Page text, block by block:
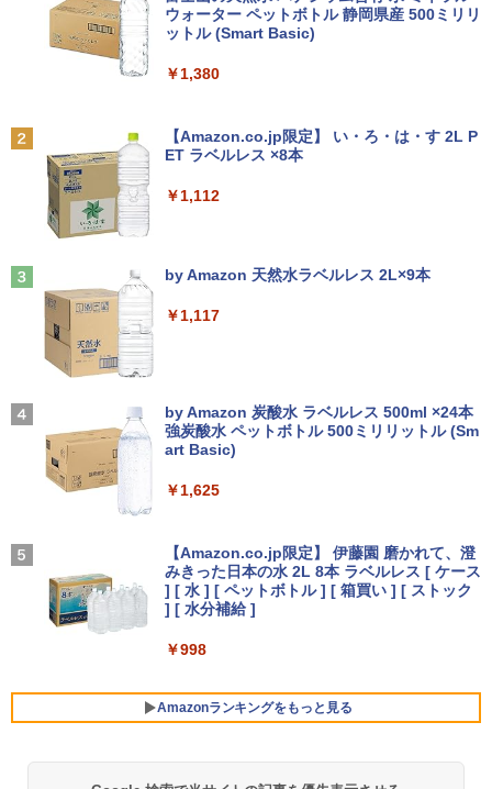
￥9,999
2
icrosoft Surface GO2 Model.1927 フル
HD対応WUXGA/ 第8世代CoreM3-8100
Wi-Fi6/ Office付きWindows11/ Win11
￥20,990
メモリ8GB Core i5 Windows 11 Pro 中
古 アウトレット 返品 送料無料 中古ノー
トパソコン 中古パソコン ノートパソコン
超得2,000円OFF&P2倍｜レッツノート｜
Microsoft office 2019 H&B付き｜中古
ノートパソコン Windows11 office付｜
メモリ8GB SSD256GB｜Panasonic Le
t's note｜中古ノートパソコン 軽量 薄型
ズ｜パソコン｜中古パソコン｜中古PC
￥34,980
2
ンス】GMKtec G10 ミニPC【AMD Ryz
en 5 3500U DDR4 16GB 512GB/256GB/
Windows11 Pro 8K/4K 3画面出力 LAN *
SD 512GB Office付き Webカメラ WiFi
Type-C Windows11 一体型 中古パソコ
ン
￥48,800
4
Win11搭載 デスクトップパソコン一体型
デスクトップ新品 Office付き 24型フルH
D液晶一体型 デスクトップパソコン Core
i7 3615MQ メモリ16GB SSD512GB US
B 3.0 無線搭載 初心者向け 初期設定済み
テレワーク応援 在宅勤務
￥52,999
【週末限定999円OFF！】 最新マイクロ
【超特価】厳選大手メーカー 液晶モニタ
ー シークレット 22-23型ワイド フルHD
Dell HP PHILIPS等 液晶ディスプレイ
【中古】
￥4,480
Yoothi 互換品 液晶 15.6インチ N156BG
4 NT156WHM-N35 NT156WHM-N40 NT
￥10,000
4インチ VA FHD 1080P フルHD 非光沢
ディスプレイ（100Hz/VGA/HDMI1.4 ブ
ルーライト軽減 フリッカーレス VESA対
応 Adaptive Sync対応 4000:1コントラ
スト チルト調節可 PCモニター KTC H24
V27
5
液晶ディスプレイ 23インチ ディスプレ
イ フィリップス 液晶モニター パソコン
信じていた仲間達にダンジョン奥地で殺
されかけたがギフト『無限ガチャ』でレ
ぁ！』します！【電子書籍】
（ナルト） ＜1〜72巻完結＞ 岸本斉史
￥20,750
こやかに過ごす養生手帳2027 （インプレ
ス手帳2027） [ 久保奈穂実 ]
【中古】HUNTER×HUNTER(ハンターハ
ンター)/漫画全巻セット◆C≪1〜39巻
（既刊）≫【即納】【コンビニ受取/郵便
局受取対応】
￥20,900
￥7,990
￥5,990
ラック
￥14,990
レスイヤホン bluetooth イヤホン V12 小型
軽量 ブルートゥースHi-Fi 最大36時間再生 ぶ
るーとゅーす コードレス ENCノイズキャン
付き 防水 タッチ式音量調整 スポーツ/通勤/通
￥1,964
Xiaomi シャオミ REDMI Buds 8 Lite ワイヤ
リング ANC 36時間再生
￥250
[Explicit]
￥250
￥250
ウォーター ペットボトル 静岡県産 500ミリリ
ットル (Smart Basic)
￥1,380
【Amazon.co.jp限定】 い・ろ・は・す 2L P
ET ラベルレス ×8本
￥1,112
by Amazon 天然水ラベルレス 2L×9本
￥1,117
by Amazon 炭酸水 ラベルレス 500ml ×24本
強炭酸水 ペットボトル 500ミリリットル (Sm
art Basic)
￥1,625
【Amazon.co.jp限定】 伊藤園 磨かれて、澄
みきった日本の水 2L 8本 ラベルレス [ ケース
] [ 水 ] [ ペットボトル ] [ 箱買い ] [ ストック
] [ 水分補給 ]
￥998
Amazonランキングをもっと見る